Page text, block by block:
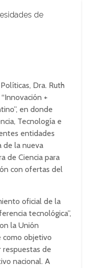
de
Dra. Ruth
+
en donde
Tecnología e
entidades
de la nueva
de Ciencia para
con ofertas del
oficial de la
tecnológica”,
la Unión
como objetivo
respuestas de
nacional. A